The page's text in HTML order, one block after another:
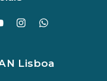
Lisboa